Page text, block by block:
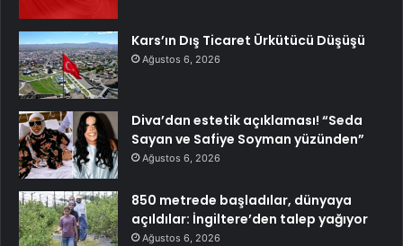
Kars’ın Dış Ticaret Ürkütücü Düşüşü
Ağustos 6, 2026
Diva’dan estetik açıklaması! “Seda
Sayan ve Safiye Soyman yüzünden”
Ağustos 6, 2026
850 metrede başladılar, dünyaya
açıldılar: İngiltere’den talep yağıyor
Ağustos 6, 2026